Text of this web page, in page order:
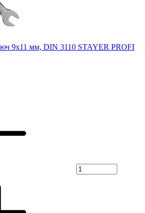
9x11 мм, DIN 3110 STAYER PROFI